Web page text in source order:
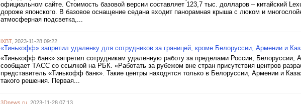
официальном сайте. Стоимость базовой версии составляет 123,7 тыс. долларов – китайский
дороже японского. В базовое оснащение седана входит панорамная крыша с люком и
атмосферная подсветка,...
iXBT, 2023-11-28 09:22
«Тинькофф» запретил удаленку для сотрудников за границей, кроме Белоруссии, Армении и
«Тинькофф банк» запретил сотрудникам удаленную работу за пределами России, Белоруссии,
сообщает ТАСС со ссылкой на РБК. «Работать за рубежом вне стран присутствия центров
представитель «Тинькофф банк». Такие центры находятся только в Белоруссии, Армении и
такого решения. Первая...
3Dnews.ru , 2023-11-28 07:13